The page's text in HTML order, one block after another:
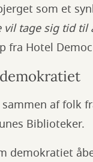
som et
vil tage sig tid
fra Hotel
af folk
Biblioteker.
demokratiet